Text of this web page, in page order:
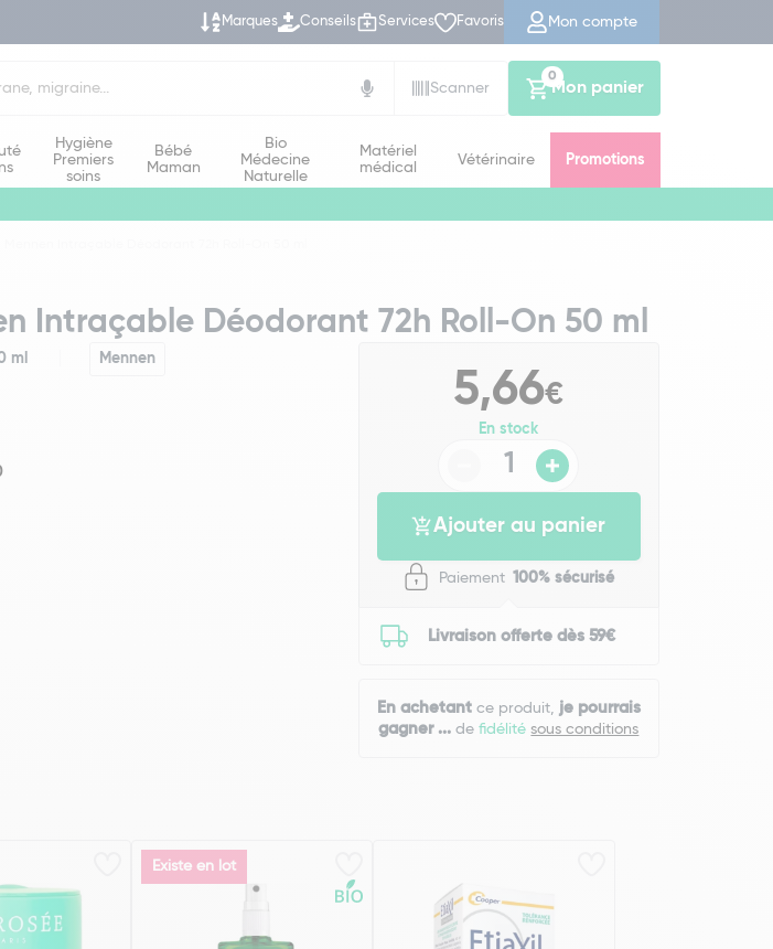
Marques Conseils Services Favoris Mon compte
Scanner
Mon panier
0
Hygiène
Premiers
soins
Bébé
Maman
Bio
Médecine
Naturelle
Matériel
médical
Vétérinaire Promotions
Intraçable Déodorant 72h Roll-On 50 ml
ml Mennen
5,66€
En stock
Ajouter au panier
Paiement 100% sécurisé
Livraison offerte dès 59€
En achetantce produit, je pourrais
gagner ... defidélitésous conditions
Existe en lot